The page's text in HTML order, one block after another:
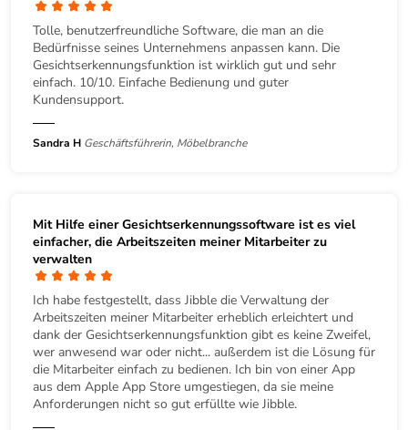
Tolle, benutzerfreundliche Software, die man an die
Bedürfnisse seines Unternehmens anpassen kann. Die
Gesichtserkennungsfunktion ist wirklich gut und sehr
einfach. 10/10. Einfache Bedienung und guter
Kundensupport.
Sandra H Geschäftsführerin, Möbelbranche
Mit Hilfe einer Gesichtserkennungssoftware ist es viel
einfacher, die Arbeitszeiten meiner Mitarbeiter zu
verwalten
Ich habe festgestellt, dass Jibble die Verwaltung der
Arbeitszeiten meiner Mitarbeiter erheblich erleichtert und
dank der Gesichtserkennungsfunktion gibt es keine Zweifel,
wer anwesend war oder nicht... außerdem ist die Lösung für
die Mitarbeiter einfach zu bedienen. Ich bin von einer App
aus dem Apple App Store umgestiegen, da sie meine
Anforderungen nicht so gut erfüllte wie Jibble.